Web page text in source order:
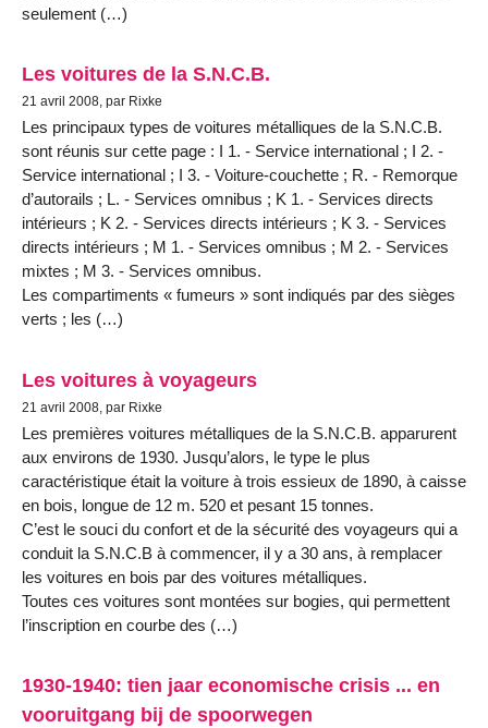
seulement (…)
Les voitures de la S.N.C.B.
21 avril 2008, par Rixke
Les principaux types de voitures métalliques de la S.N.C.B.
sont réunis sur cette page : I 1. - Service international ; I 2. -
Service international ; I 3. - Voiture-couchette ; R. - Remorque
d’autorails ; L. - Services omnibus ; K 1. - Services directs
intérieurs ; K 2. - Services directs intérieurs ; K 3. - Services
directs intérieurs ; M 1. - Services omnibus ; M 2. - Services
mixtes ; M 3. - Services omnibus.
Les compartiments « fumeurs » sont indiqués par des sièges
verts ; les (…)
Les voitures à voyageurs
21 avril 2008, par Rixke
Les premières voitures métalliques de la S.N.C.B. apparurent
aux environs de 1930. Jusqu’alors, le type le plus
caractéristique était la voiture à trois essieux de 1890, à caisse
en bois, longue de 12 m. 520 et pesant 15 tonnes.
C’est le souci du confort et de la sécurité des voyageurs qui a
conduit la S.N.C.B à commencer, il y a 30 ans, à remplacer
les voitures en bois par des voitures métalliques.
Toutes ces voitures sont montées sur bogies, qui permettent
l’inscription en courbe des (…)
1930-1940: tien jaar economische crisis ... en
vooruitgang bij de spoorwegen